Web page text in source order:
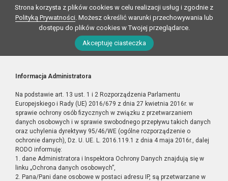
Strona korzysta z plików cookies w celu realizacji usług i zgodnie z
Polityką Prywatności. Możesz określić warunki przechowywania lub
dostępu do plików cookies w Twojej przeglądarce.
Akceptuję ciasteczka
Informacja Administratora
Na podstawie art. 13 ust. 1 i 2 Rozporządzenia Parlamentu
Europejskiego i Rady (UE) 2016/679 z dnia 27 kwietnia 2016r. w
sprawie ochrony osób fizycznych w związku z przetwarzaniem
danych osobowych i w sprawie swobodnego przepływu takich danych
oraz uchylenia dyrektywy 95/46/WE (ogólne rozporządzenie o
ochronie danych), Dz. U. UE. L. 2016.119.1 z dnia 4 maja 2016r., dalej
RODO informuję:
1. dane Administratora i Inspektora Ochrony Danych znajdują się w
linku „Ochrona danych osobowych”,
2. Pana/Pani dane osobowe w postaci adresu IP, są przetwarzane w